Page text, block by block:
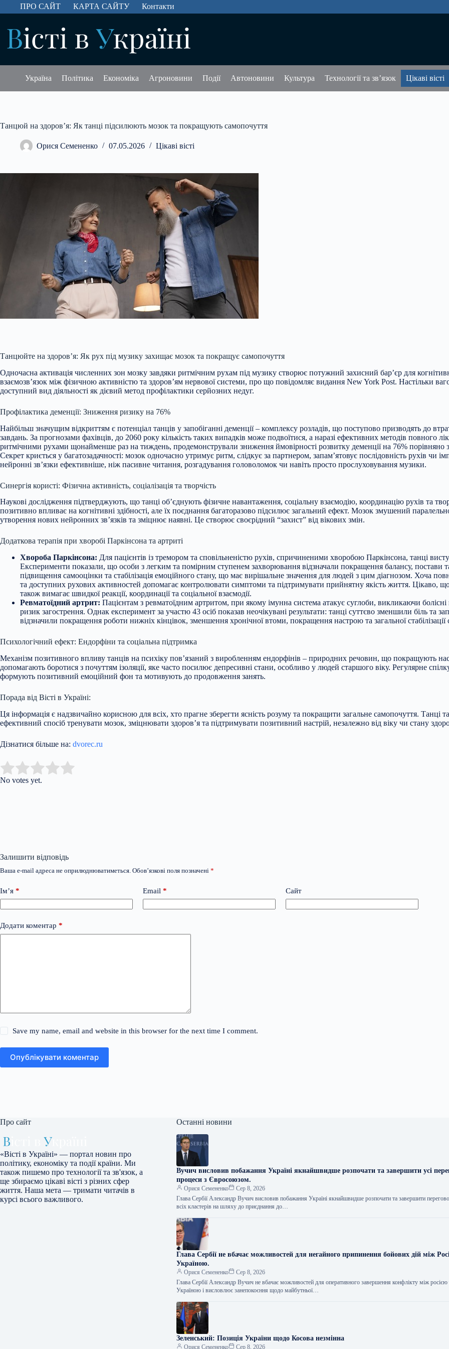
Перейти
до
ПРО САЙТ КАРТА САЙТУ Контакти
Україна Політика Економіка Агроновини Події Автоновини Культура Технології та зв’язок Цікаві вісті
Танцюй на здоров’я: Як танці підсилюють мозок та покращують самопочуття
Орися Семененко 07.05.2026 Цікаві вісті
Танцюйте на здоров’я: Як рух під музику захищає мозок та покращує самопочуття
Одночасна активація численних зон мозку завдяки ритмічним рухам під музику створює потужний захисний бар’єр для
взаємозв’язок між фізичною активністю та здоров’ям нервової системи, про що повідомляє видання New York Post. Настільки
доступний вид діяльності як дієвий метод профілактики серйозних недуг.
Профілактика деменції: Зниження ризику на 76%
Найбільш значущим відкриттям є потенціал танців у запобіганні деменції – комплексу розладів, що поступово призводять до
завдань. За прогнозами фахівців, до 2060 року кількість таких випадків може подвоїтися, а наразі ефективних методів повного
ритмічними рухами щонайменше раз на тиждень, продемонстрували зниження ймовірності розвитку деменції на 76% порівняно
Секрет криється у багатозадачності: мозок одночасно утримує ритм, слідкує за партнером, запам’ятовує послідовність рухів чи
нейронні зв’язки ефективніше, ніж пасивне читання, розгадування головоломок чи навіть просто прослуховування музики.
Синергія користі: Фізична активність, соціалізація та творчість
Наукові дослідження підтверджують, що танці об’єднують фізичне навантаження, соціальну взаємодію, координацію рухів та
позитивно впливає на когнітивні здібності, але їх поєднання багаторазово підсилює загальний ефект. Мозок змушений
утворення нових нейронних зв’язків та зміцнює наявні. Це створює своєрідний “захист” від вікових змін.
Додаткова терапія при хворобі Паркінсона та артриті
Хвороба Паркінсона: Для пацієнтів із тремором та сповільненістю рухів, спричиненими хворобою Паркінсона, танці
Експерименти показали, що особи з легким та помірним ступенем захворювання відзначали покращення балансу, постави
підвищення самооцінки та стабілізація емоційного стану, що має вирішальне значення для людей з цим діагнозом. Хоча
та доступних рухових активностей допомагає контролювати симптоми та підтримувати прийнятну якість життя. Цікаво,
також вимагає швидкої реакції, координації та соціальної взаємодії.
Ревматоїдний артрит: Пацієнтам з ревматоїдним артритом, при якому імунна система атакує суглоби, викликаючи
ризик загострення. Однак експеримент за участю 43 осіб показав неочікувані результати: танці суттєво зменшили біль та
відзначили покращення роботи нижніх кінцівок, зменшення хронічної втоми, покращення настрою та загальної стабілізації
Психологічний ефект: Ендорфіни та соціальна підтримка
Механізм позитивного впливу танців на психіку пов’язаний з виробленням ендорфінів – природних речовин, що покращують
допомагають боротися з почуттям ізоляції, яке часто посилює депресивні стани, особливо у людей старшого віку. Регулярне
формують позитивний емоційний фон та мотивують до продовження занять.
Порада від Вісті в Україні:
Ця інформація є надзвичайно корисною для всіх, хто прагне зберегти ясність розуму та покращити загальне самопочуття.
ефективний спосіб тренувати мозок, зміцнювати здоров’я та підтримувати позитивний настрій, незалежно від віку чи стану
Дізнатися більше на: dvorec.ru
Rate this item:
No votes yet.
Залишити відповідь
Ваша e-mail адреса не оприлюднюватиметься. Обов’язкові поля позначені *
Ім’я * Email * Сайт
Додати коментар *
Save my name, email and website in this browser for the next time I comment.
Опублікувати коментар
Про сайт
«Вісті в Україні» — портал новин про
політику, економіку та події країни. Ми
також пишемо про технології та зв'язок, а
ще збираємо цікаві вісті з різних сфер
життя. Наша мета — тримати читачів в
курсі всього важливого.
Останні новини
Вучич висловив побажання Україні якнайшвидше розпочати та завершити усі
процеси з Євросоюзом.
Орися Семененко
Сер 8, 2026
Глава Сербії Александр Вучич висловив побажання Україні якнайшвидше розпочати та завершити
всіх кластерів на шляху до приєднання до…
Глава Сербії не вбачає можливостей для негайного припинення бойових дій між
Україною.
Орися Семененко
Сер 8, 2026
Глава Сербії Александр Вучич не вбачає можливостей для оперативного завершення конфлікту між росією
Україною і висловлює занепокоєння щодо майбутньої…
Зеленський: Позиція України щодо Косова незмінна
Орися Семененко Сер 8, 2026